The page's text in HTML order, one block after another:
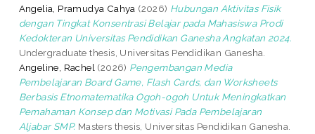
Angelia, Pramudya Cahya (2026) Hubungan Aktivitas Fisik
dengan Tingkat Konsentrasi Belajar pada Mahasiswa Prodi
Kedokteran Universitas Pendidikan Ganesha Angkatan 2024.
Undergraduate thesis, Universitas Pendidikan Ganesha.
Angeline, Rachel (2026) Pengembangan Media
Pembelajaran Board Game, Flash Cards, dan Worksheets
Berbasis Etnomatematika Ogoh-ogoh Untuk Meningkatkan
Pemahaman Konsep dan Motivasi Pada Pembelajaran
Aljabar SMP. Masters thesis, Universitas Pendidikan Ganesha.